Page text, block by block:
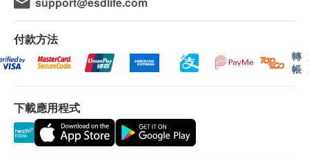
付款方法
轉
帳
下載應用程式